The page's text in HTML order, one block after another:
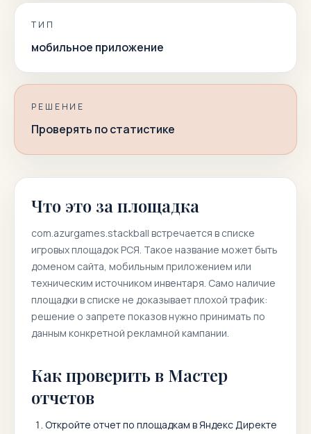
ТИП
мобильное приложение
РЕШЕНИЕ
Проверять по статистике
Что это за площадка
com.azurgames.stackball встречается в списке
игровых площадок РСЯ. Такое название может быть
доменом сайта, мобильным приложением или
техническим источником инвентаря. Само наличие
площадки в списке не доказывает плохой трафик:
решение о запрете показов нужно принимать по
данным конкретной рекламной кампании.
Как проверить в Мастер
отчетов
Откройте отчет по площадкам в Яндекс Директе